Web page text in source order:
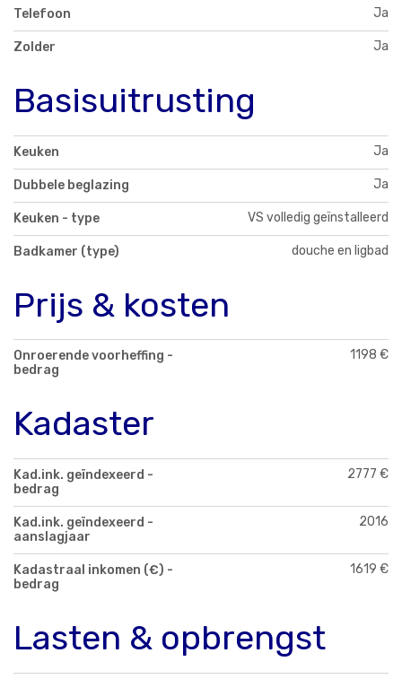
Telefoon Ja
Zolder Ja
Basisuitrusting
Keuken Ja
Dubbele beglazing Ja
Keuken - type VS volledig geïnstalleerd
Badkamer (type) douche en ligbad
Prijs & kosten
Onroerende voorheffing -
bedrag
1198 €
Kadaster
Kad.ink. geïndexeerd -
bedrag
2777 €
Kad.ink. geïndexeerd -
aanslagjaar
2016
Kadastraal inkomen (€) -
bedrag
1619 €
Lasten & opbrengst